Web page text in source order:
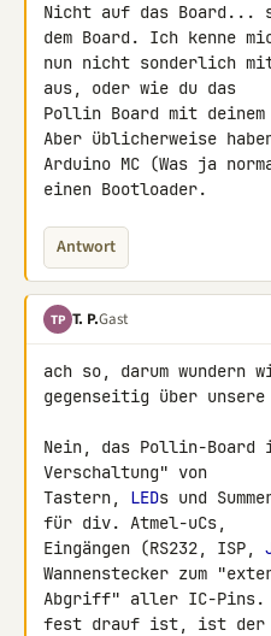
Nicht auf das Board...
dem Board. Ich kenne
nun nicht sonderlich mit
aus, oder wie du das
Pollin Board mit
Aber üblicherweise
Arduino MC (Was ja
einen Bootloader.
Antwort
TP T. P.Gast
ach so, darum wundern
gegenseitig über unsere
Nein, das Pollin-
Verschaltung" von
Tastern, LEDs und
für div. Atmel-uCs,
Eingängen (RS232, ISP,
Wannenstecker zum
Abgriff" aller IC-Pins.
fest drauf ist, ist der